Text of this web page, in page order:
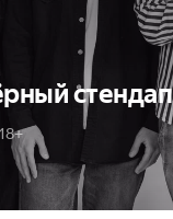
стендап